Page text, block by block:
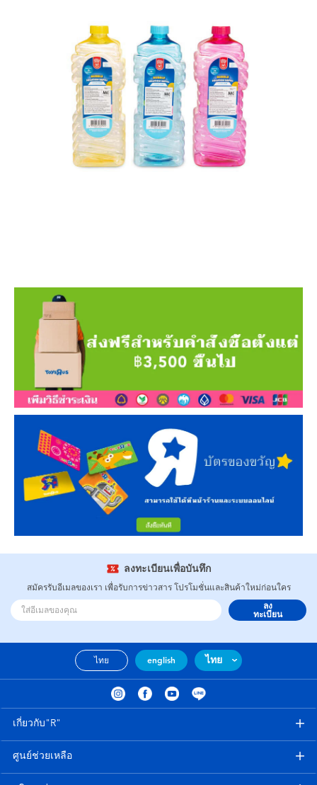
ลงทะเบียนเพื่อบันทึก
สมัครรับอีเมลของเรา เพื่อรับการข่าวสาร โปรโมชั่นและสินค้าใหม่ก่อนใคร
ลง
ทะเบียน
ไทย english ไทย
เกี่ยวกับ"R"
ศูนย์ช่วยเหลือ